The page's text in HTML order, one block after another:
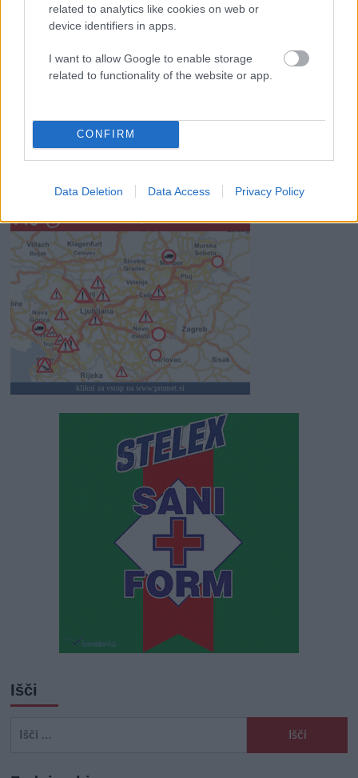
related to analytics like cookies on web or
device identifiers in apps.
I want to allow Google to enable storage
related to functionality of the website or app.
CONFIRM
Data Deletion Data Access Privacy Policy
Najboljši vrtni stroji Castelgarden za urejanje trate
Kam na izlet v Posočju? Odkrij Most na Soči
Revolucija na vrtu: robotske kosilnice brez kabla in stroji, ki
SLO - stanje na cestah 30s
klikni za vstop na www.promet.si
Išči